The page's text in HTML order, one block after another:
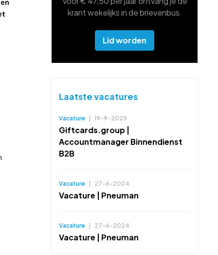
krant wekelijks in de brievenbus.
Lid worden
Laatste vacatures
Vacature 19-9-2025
Giftcards.group |
Accountmanager Binnendienst
B2B
Vacature 27-6-2024
Vacature | Pneuman
Vacature 27-6-2024
Vacature | Pneuman